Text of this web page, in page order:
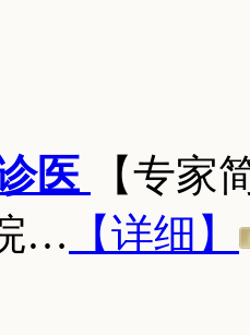
医
【专家
… 【详细】